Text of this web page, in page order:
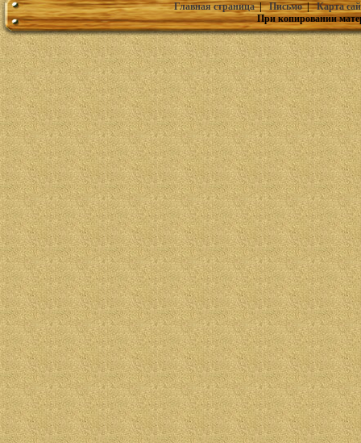
Главная страница|Письмо|Карта
При копировании